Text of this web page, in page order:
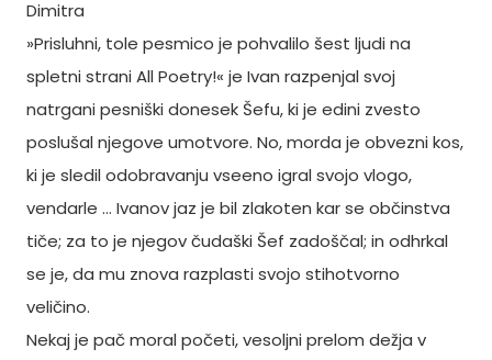
Dimitra
»Prisluhni, tole pesmico je pohvalilo šest ljudi na
spletni strani All Poetry!« je Ivan razpenjal svoj
natrgani pesniški donesek Šefu, ki je edini zvesto
poslušal njegove umotvore. No, morda je obvezni kos,
ki je sledil odobravanju vseeno igral svojo vlogo,
vendarle ... Ivanov jaz je bil zlakoten kar se občinstva
tiče; za to je njegov čudaški Šef zadoščal; in odhrkal
se je, da mu znova razplasti svojo stihotvorno
veličino.
Nekaj je pač moral početi, vesoljni prelom dežja v